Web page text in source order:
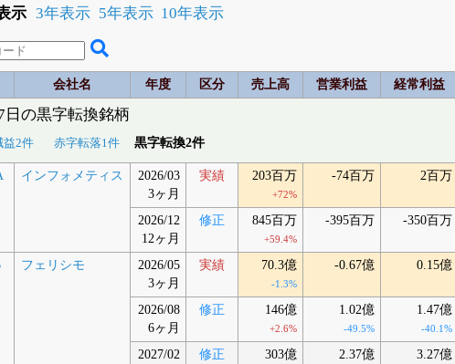
示 3年表示 5年表示 10年表示
会社名 年度 区分 売上高 営業利益 経常利益
日の黒字転換銘柄
益2件 赤字転落1件 黒字転換2件
インフォメティス
2026/03
3ヶ月
実績 203百万
+72%
-74百万 2百万
2026/12
12ヶ月
修正 845百万
+59.4%
-395百万 -350百万
フェリシモ
2026/05
3ヶ月
実績 70.3億
-1.3%
-0.67億 0.15億
2026/08
6ヶ月
修正 146億
+2.6%
1.02億
-49.5%
1.47億
-40.1%
2027/02
修正 303億 2.37億 3.27億